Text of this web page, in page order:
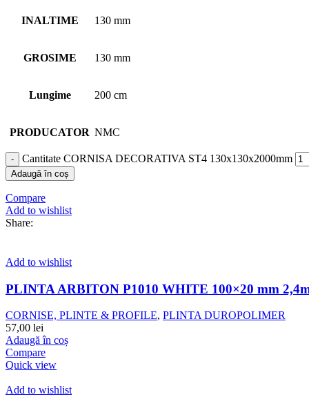
INALTIME 130 mm
GROSIME 130 mm
Lungime 200 cm
PRODUCATOR NMC
Cantitate CORNISA DECORATIVA ST4 130x130x2000mm
Adaugă în coș
Compare
Add to wishlist
Share:
Add to wishlist
PLINTA ARBITON P1010 WHITE 100×20 mm
CORNISE, PLINTE & PROFILE, PLINTA DUROPOLIMER
57,00 lei
Adaugă în coș
Compare
Quick view
Add to wishlist